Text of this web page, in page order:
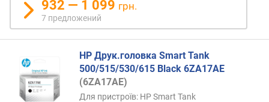
932 — 1 099 грн.
7 предложений
HP Друк.головка Smart Tank
500/515/530/615 Black 6ZA17AE
(6ZA17AE)
Для пристроїв: HP Smart Tank